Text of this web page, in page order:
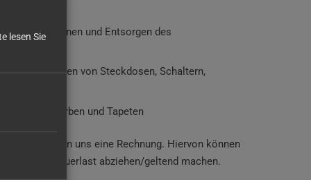
Entfernen und Entsorgen des
Montieren von Steckdosen, Schaltern,
Farben und Tapeten
Sie von uns eine Rechnung. Hiervon können
von Ihrer Steuerlast abziehen/geltend machen.
lesen Sie